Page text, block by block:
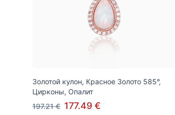
Золотой кулон, Красное Золото 585°,
Цирконы, Опалит
197.21 € 177.49 €